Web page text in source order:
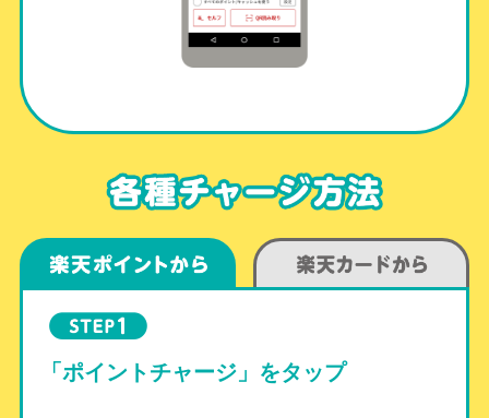
「ポイントチャージ」をタップ